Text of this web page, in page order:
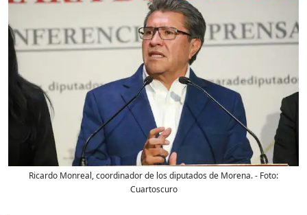
Ricardo Monreal, coordinador de los diputados de Morena.- Foto:
Cuartoscuro